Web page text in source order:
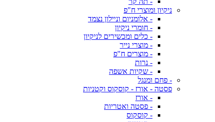
ניקיון ומוצרי ח"פ
- אלומניום וניילון נצמד
- חומרי ניקיון
- כלים ומכשירים לניקיון
- מוצרי נייר
- מוצרים ח"פ
- נרות
- שקיות אשפה
- פחם ומנגל
פסטה - אורז - קוסקוס וקטניות
- אורז
- פסטה ואטריות
- קוסקוס